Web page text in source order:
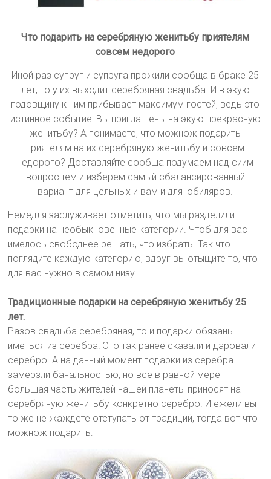
Что подарить на серебряную женитьбу приятелям
совсем недорого
Иной раз супруг и супруга прожили сообща в браке 25
лет, то у их выходит серебряная свадьба. И в экую
годовщину к ним прибывает максимум гостей, ведь это
истинное событие! Вы приглашены на экую прекрасную
женитьбу? А понимаете, что можнож подарить
приятелям на их серебряную женитьбу и совсем
недорого? Доставляйте сообща подумаем над сиим
вопросцем и изберем самый сбалансированный
вариант для цельных и вам и для юбиляров.
Немедля заслуживает отметить, что мы разделили
подарки на необыкновенные категории. Чтоб для вас
имелось свободнее решать, что избрать. Так что
поглядите каждую категорию, вдруг вы отыщите то, что
для вас нужно в самом низу.
Традиционные подарки на серебряную женитьбу 25
лет.
Разов свадьба серебряная, то и подарки обязаны
иметься из серебра! Это так ранее сказали и даровали
серебро. А на данный момент подарки из серебра
замерзли банальностью, но все в равной мере
большая часть жителей нашей планеты приносят на
серебряную женитьбу конкретно серебро. И ежели вы
то же не жаждете отступать от традиций, тогда вот что
можнож подарить: